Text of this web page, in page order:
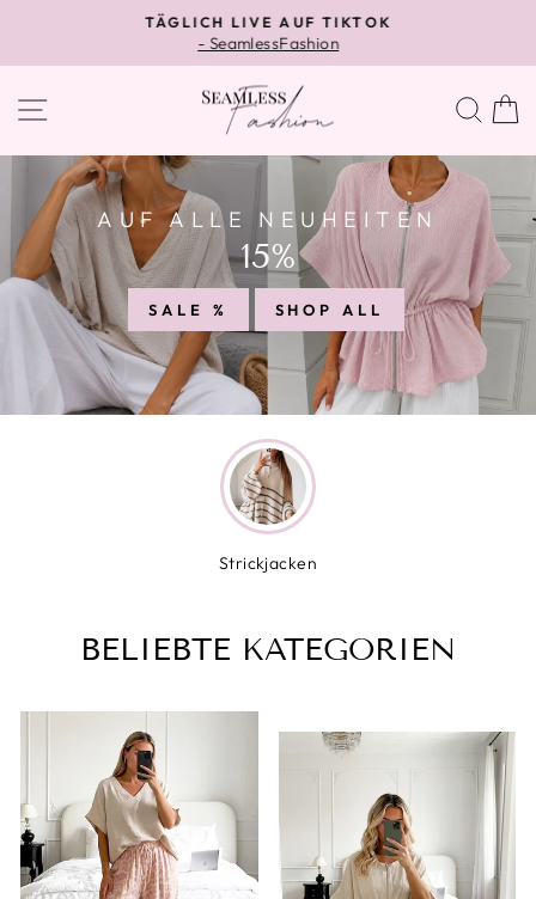
Inhalt
Pause
Diashow
TÄGLICH LIVE AUF TIKTOK
- SeamlessFashion
SEITENNAVIGATIONSEAMLESS
FASHION
AUF ALLE NEUHEITEN
15%
SALE % SHOP ALL
Strickjacken
BELIEBTE KATEGORIEN